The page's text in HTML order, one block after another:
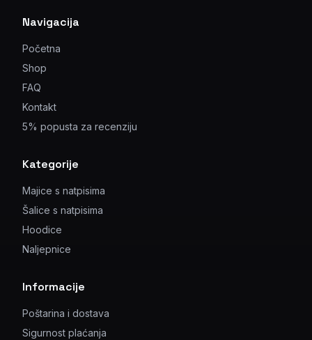
Navigacija
Početna
Shop
FAQ
Kontakt
5% popusta za recenziju
Kategorije
Majice s natpisima
Šalice s natpisima
Hoodice
Naljepnice
Informacije
Poštarina i dostava
Sigurnost plaćanja